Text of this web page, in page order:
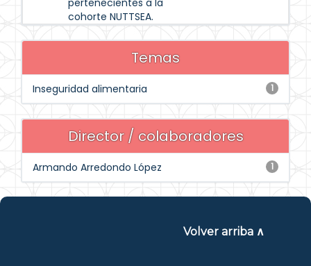
pertenecientes a la
cohorte NUTTSEA.
Temas
1
Inseguridad alimentaria
Director / colaboradores
1
Armando Arredondo López
Volver arriba ∧